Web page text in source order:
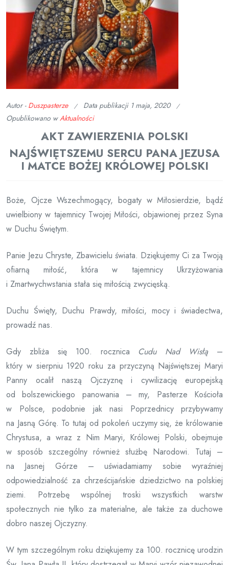
Autor - Duszpasterze Data publikacji 1 maja, 2020
Opublikowano wAktualności
AKT ZAWIERZENIA POLSKI
NAJŚWIĘTSZEMU SERCU PANA JEZUSA
I MATCE BOŻEJ KRÓLOWEJ POLSKI
Boże, Ojcze Wszechmogący, bogaty w Miłosierdzie, bądź
uwielbiony w tajemnicy Twojej Miłości, objawionej przez Syna
w Duchu Świętym.
Panie Jezu Chryste, Zbawicielu świata. Dziękujemy Ci za Twoją
ofiarną miłość, która w tajemnicy Ukrzyżowania
i Zmartwychwstania stała się miłością zwycięską.
Duchu Święty, Duchu Prawdy, miłości, mocy i świadectwa,
prowadź nas.
Gdy zbliża się 100. rocznica Cudu Nad Wisłą –
który w sierpniu 1920 roku za przyczyną Najświętszej Maryi
Panny ocalił naszą Ojczyznę i cywilizację europejską
od bolszewickiego panowania – my, Pasterze Kościoła
w Polsce, podobnie jak nasi Poprzednicy przybywamy
na Jasną Górę. To tutaj od pokoleń uczymy się, że królowanie
Chrystusa, a wraz z Nim Maryi, Królowej Polski, obejmuje
w sposób szczególny również służbę Narodowi. Tutaj –
na Jasnej Górze – uświadamiamy sobie wyraźniej
odpowiedzialność za chrześcijańskie dziedzictwo na polskiej
ziemi. Potrzebę wspólnej troski wszystkich warstw
społecznych nie tylko za materialne, ale także za duchowe
dobro naszej Ojczyzny.
W tym szczególnym roku dziękujemy za 100. rocznicę urodzin